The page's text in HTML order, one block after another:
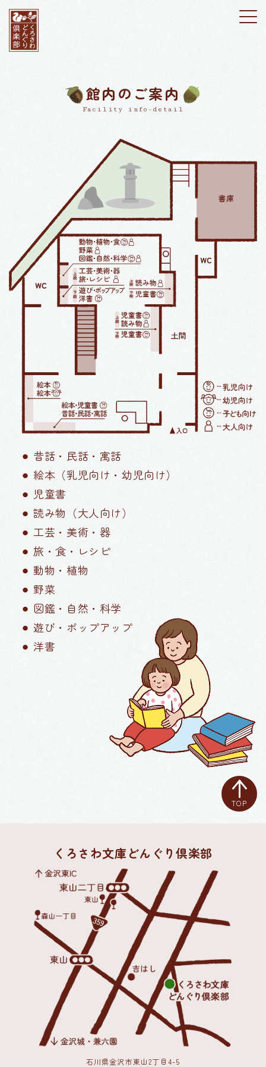
館内のご案内
Facility info-detail
⚫︎ 昔話・民話・寓話
⚫︎ 絵本（乳児向け・幼児向け）
⚫︎ 児童書
⚫︎ 読み物（大人向け）
⚫︎ 工芸・美術・器
⚫︎ 旅・食・レシピ
⚫︎ 動物・植物
⚫︎ 野菜
⚫︎ 図鑑・自然・科学
⚫︎ 遊び・ポップアップ
⚫︎ 洋書
TOP
くろさわ文庫どんぐり倶楽部
石川県金沢市東山2丁目4-5